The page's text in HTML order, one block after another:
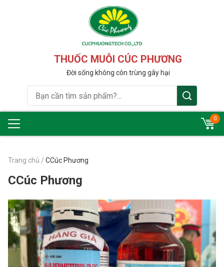
THUỐC MUỖI CÚC PHƯƠNG
Đời sống không côn trùng gây hại
0
Trang chủ / CCúc Phương
CCúc Phương